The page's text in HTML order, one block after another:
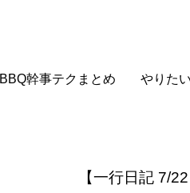
BBQ幹事テクまとめ やりた
【一行日記 7/